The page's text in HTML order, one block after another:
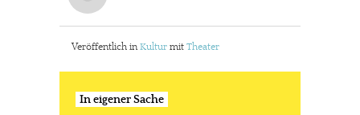
Veröffentlich in Kultur mit Theater
In eigener Sache